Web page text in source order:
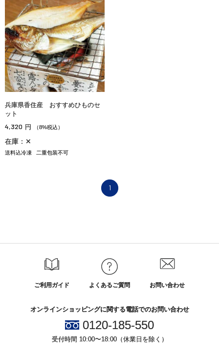
兵庫県香住産 おすすめひものセ
ット
4,320 円 （8%税込）
在庫：✕
送料込冷凍 二重包装不可
1
ご利用ガイド よくあるご質問 お問い合わせ
オンラインショッピングに関する電話でのお問い合わせ
0120-185-550
受付時間 10:00〜18:00（休業日を除く）